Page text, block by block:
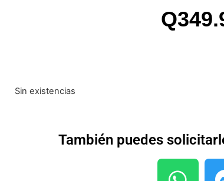
Q
Sin existencias
También puedes